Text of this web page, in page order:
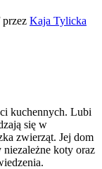
przez Kaja Tylicka
kuchennych. Lubi
się w
zwierząt. Jej dom
koty oraz